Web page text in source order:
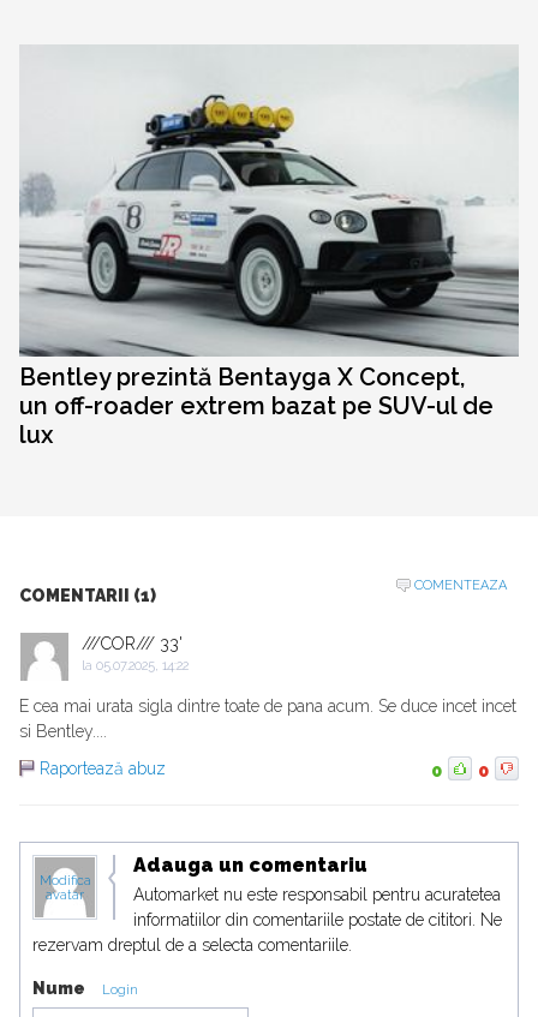
Bentley prezintă Bentayga X Concept,
un off-roader extrem bazat pe SUV-ul de
lux
COMENTARII (1)
COMENTEAZA
///COR/// 33'
la 05.07.2025, 14:22
E cea mai urata sigla dintre toate de pana acum. Se duce incet incet
si Bentley....
Raportează abuz
0 0
Modifica
avatar
Adauga un comentariu
Automarket nu este responsabil pentru acuratetea
informatiilor din comentariile postate de cititori. Ne
rezervam dreptul de a selecta comentariile.
Nume Login